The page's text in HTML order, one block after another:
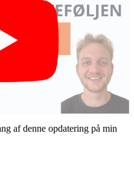
af denne opdatering på min